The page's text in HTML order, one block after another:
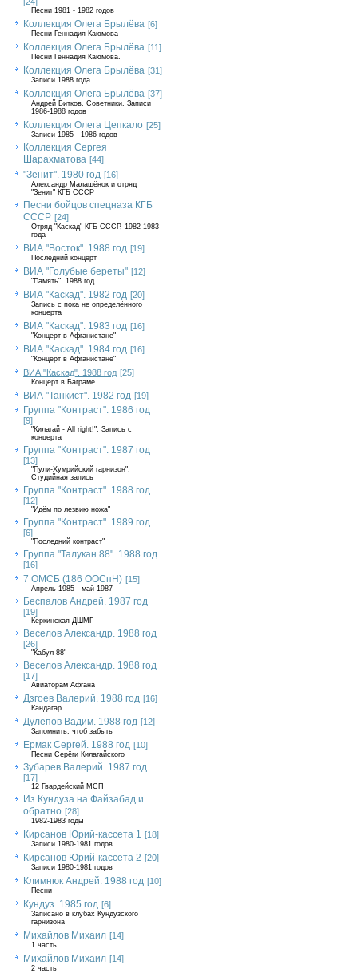
Песни 1981 - 1982 годов
Коллекция Олега Брылёва [6]
Песни Геннадия Каюмова
Коллекция Олега Брылёва [11]
Песни Геннадия Каюмова.
Коллекция Олега Брылёва [31]
Записи 1988 года
Коллекция Олега Брылёва [37]
Андрей Битков. Советники. Записи
1986-1988 годов
Коллекция Олега Цепкало [25]
Записи 1985 - 1986 годов
Коллекция Сергея
Шарахматова [44]
"Зенит". 1980 год [16]
Александр Малашёнок и отряд
"Зенит" КГБ СССР
Песни бойцов спецназа КГБ
СССР [24]
Отряд "Каскад" КГБ СССР, 1982-1983
года
ВИА "Восток". 1988 год [19]
Последний концерт
ВИА "Голубые береты" [12]
"Память". 1988 год
ВИА "Каскад". 1982 год [20]
Запись с пока не определённого
концерта
ВИА "Каскад". 1983 год [16]
"Концерт в Афганистане"
ВИА "Каскад". 1984 год [16]
"Концерт в Афганистане"
ВИА "Каскад". 1988 год [25]
Концерт в Баграме
ВИА "Танкист". 1982 год [19]
Группа "Контраст". 1986 год
[9]
"Килагай - All right!". Запись с
концерта
Группа "Контраст". 1987 год
[13]
"Пули-Хумрийский гарнизон".
Студийная запись
Группа "Контраст". 1988 год
[12]
"Идём по лезвию ножа"
Группа "Контраст". 1989 год
[6]
"Последний контраст"
Группа "Талукан 88". 1988 год
[16]
7 ОМСБ (186 ООСпН) [15]
Апрель 1985 - май 1987
Беспалов Андрей. 1987 год
[19]
Керкинская ДШМГ
Веселов Александр. 1988 год
[26]
"Кабул 88"
Веселов Александр. 1988 год
[17]
Авиаторам Афгана
Дзгоев Валерий. 1988 год [16]
Кандагар
Дулепов Вадим. 1988 год [12]
Запомнить, чтоб забыть
Ермак Сергей. 1988 год [10]
Песни Серёги Килагайского
Зубарев Валерий. 1987 год
[17]
12 Гвардейский МСП
Из Кундуза на Файзабад и
обратно [28]
1982-1983 годы
Кирсанов Юрий-кассета 1 [18]
Записи 1980-1981 годов
Кирсанов Юрий-кассета 2 [20]
Записи 1980-1981 годов
Климнюк Андрей. 1988 год [10]
Песни
Кундуз. 1985 год [6]
Записано в клубах Кундузского
гарнизона
Михайлов Михаил [14]
1 часть
Михайлов Михаил [14]
2 часть